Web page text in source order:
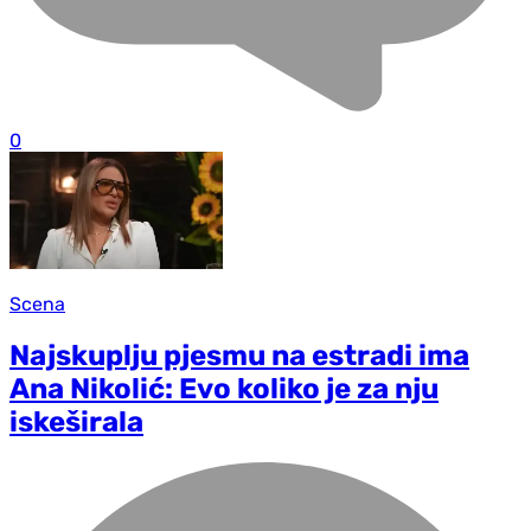
0
Scena
Najskuplju pjesmu na estradi ima
Ana Nikolić: Evo koliko je za nju
iskeširala